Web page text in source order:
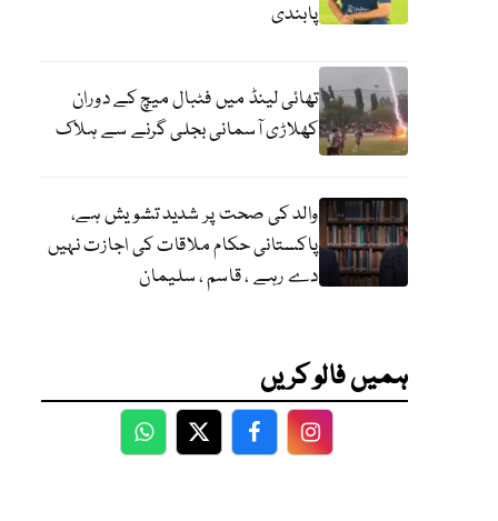
پابندی
تھائی لینڈ میں فٹبال میچ کے دوران
کھلاڑی آسمانی بجلی گرنے سے ہلاک
والد کی صحت پر شدید تشویش ہے،
پاکستانی حکام ملاقات کی اجازت نہیں
دے رہے ، قاسم ، سلیمان
ہمیں فالو کریں
WhatsApp
TwitterFacebookFacebook